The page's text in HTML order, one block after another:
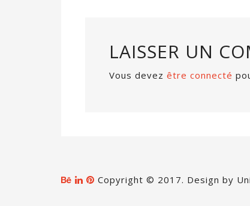
LAISSER UN
Vous devez être connecté
Copyright © 2017. Design by